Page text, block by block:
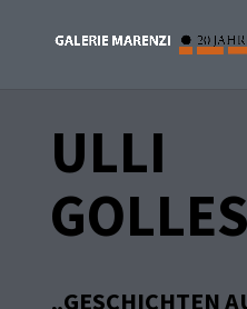
ULLI
„GESCHICHTEN